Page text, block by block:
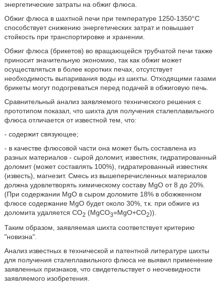
энергетические затраты на обжиг флюса.
Обжиг флюса в шахтной печи при температуре 1250-1350°С
способствует снижению энергетических затрат и повышает
стойкость при транспортировке и хранении.
Обжиг флюса (брикетов) во вращающейся трубчатой печи также
приносит значительную экономию, так как обжиг может
осуществляться в более коротких печах, отсутствует
необходимость выпаривания воды из шихты. Отходящими газами
брикеты могут подогреваться перед подачей в обжиговую печь.
Сравнительный анализ заявляемого технического решения с
прототипом показал, что шихта для получения сталеплавильного
флюса отличается от известной тем, что:
- содержит связующее;
- в качестве флюсовой части она может быть составлена из
разных материалов - сырой доломит, известняк, гидратированный
доломит (может составлять 100%), гидратированный известняк
(известь), магнезит. Смесь из вышеперечисленных материалов
должна удовлетворять химическому составу MgO от 8 до 20%.
(При содержании MgO в сыром доломите 18% в обожженном
флюсе содержание MgO будет около 30%, т.к. при обжиге из
доломита удаляется CO2 (MgCO3=MgO+CO2)).
Таким образом, заявляемая шихта соответствует критерию
"новизна".
Анализ известных в технической и патентной литературе шихты
для получения сталеплавильного флюса не выявил применение
заявленных признаков, что свидетельствует о неочевидности
заявляемого изобретения.